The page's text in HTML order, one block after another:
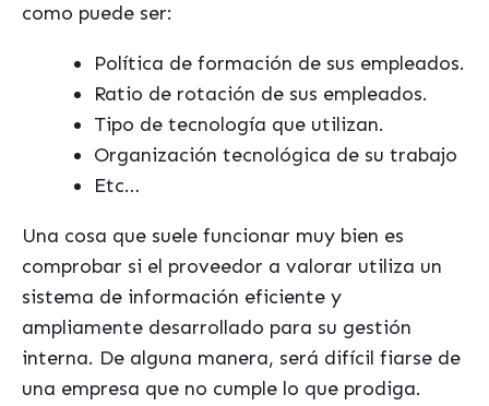
como puede ser:
Política de formación de sus empleados.
Ratio de rotación de sus empleados.
Tipo de tecnología que utilizan.
Organización tecnológica de su trabajo
Etc…
Una cosa que suele funcionar muy bien es
comprobar si el proveedor a valorar utiliza un
sistema de información eficiente y
ampliamente desarrollado para su gestión
interna. De alguna manera, será difícil fiarse de
una empresa que no cumple lo que prodiga.